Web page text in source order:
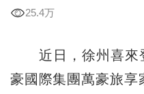
25.4万
近日，徐州喜來
豪國際集團萬豪旅享